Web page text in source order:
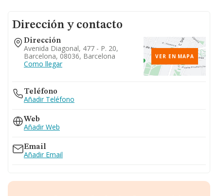
Dirección y contacto
Dirección
Avenida Diagonal, 477 - P. 20,
Barcelona, 08036, Barcelona
Como llegar
VER EN MAPA
Teléfono
Añadir Teléfono
Web
Añadir Web
Email
Añadir Email